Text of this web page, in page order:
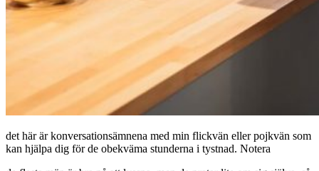
det här är konversationsämnena med min flickvän eller pojkvän som
kan hjälpa dig för de obekväma stunderna i tystnad. Notera